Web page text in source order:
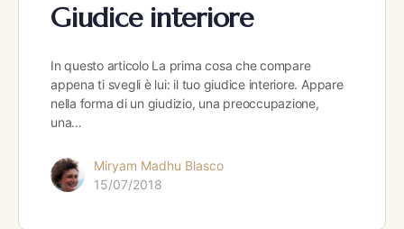
Giudice interiore
In questo articolo La prima cosa che compare
appena ti svegli è lui: il tuo giudice interiore. Appare
nella forma di un giudizio, una preoccupazione,
una…
Miryam Madhu Blasco
15/07/2018